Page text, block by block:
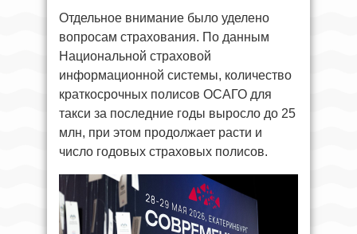
Отдельное внимание было уделено
вопросам страхования. По данным
Национальной страховой
информационной системы, количество
краткосрочных полисов ОСАГО для
такси за последние годы выросло до 25
млн, при этом продолжает расти и
число годовых страховых полисов.